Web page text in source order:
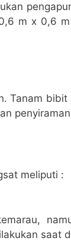
m x 0,6
Tanam
meliputi :
saat